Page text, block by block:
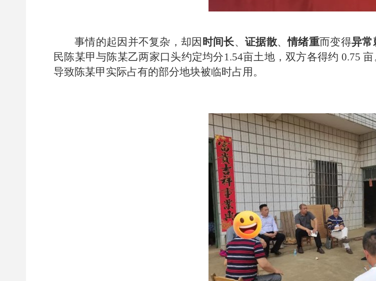
事情的起因并不复杂，却因 时间长、 证据散、情绪重而变得异常
民陈某甲与陈某乙两家口头约定均分1.54亩土地，双方各得约 0.75
导致陈某甲实际占有的部分地块被临时占用。